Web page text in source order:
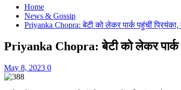
Home
News & Gossip
Priyanka Chopra: बेटी को लेकर पार्क पहुंचीं
Priyanka Chopra: बेटी को लेकर पार्क
May 8, 2023 0